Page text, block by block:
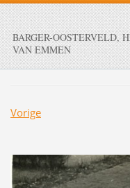
BARGER-OOSTERVELD,
VAN EMMEN
Vorige